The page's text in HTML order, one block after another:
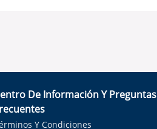
De Información Y Preguntas
Y Condiciones